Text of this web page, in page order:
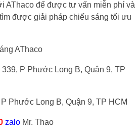
AThaco để được tư vấn miễn phí và
được giải pháp chiếu sáng tối ưu
AThaco
P Phước Long B, Quận 9, TP
Phước Long B, Quận 9, TP HCM
zalo Mr. Thao